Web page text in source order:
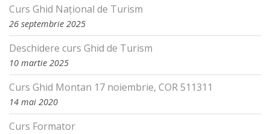
Curs Ghid Național de Turism
26 septembrie 2025
Deschidere curs Ghid de Turism
10 martie 2025
Curs Ghid Montan 17 noiembrie, COR 511311
14 mai 2020
Curs Formator